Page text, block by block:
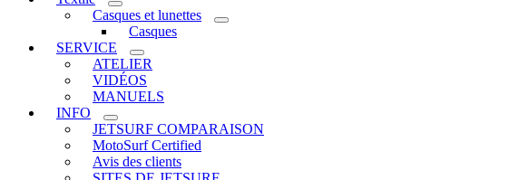
Casques et lunettes
Casques
SERVICE
ATELIER
VIDÉOS
MANUELS
INFO
JETSURF COMPARAISON
MotoSurf Certified
Avis des clients